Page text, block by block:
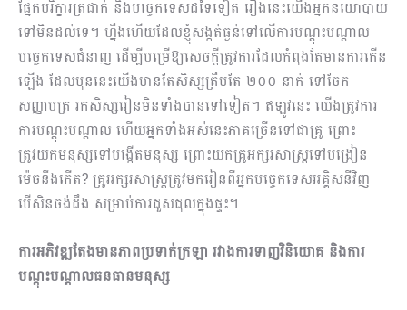
ផ្នែកបរិក្ខារត្រជាក់ និងបច្ចេកទេសដទៃទៀត រឿងនេះយើងអ្នកនយោបាយ
ទៅមិនដល់ទេ។ ហ្នឹងហើយដែលខ្ញុំសង្កត់ធ្ងន់ទៅលើការបណ្ដុះបណ្ដាល
បច្ចេកទេសជំនាញ ដើម្បីបម្រើឱ្យសេចក្ដីត្រូវការដែលកំពុងតែមានការកើន
ឡើង ដែលមុននេះយើងមានតែសិស្សត្រឹមតែ ២០០ នាក់ ទៅចែក
សញ្ញាបត្រ រកសិស្សរៀនមិនទាំងបានទៅទៀត។ ឥឡូវនេះ យើងត្រូវការ
ការបណ្ដុះបណ្ដាល ហើយអ្នកទាំងអស់នេះ​ភាគច្រើនទៅជាគ្រូ ព្រោះ
ត្រូវយកមនុស្សទៅបង្កើតមនុស្ស ព្រោះយកគ្រូអក្សរសាស្រ្តទៅបង្រៀន
ម៉េចនឹងកើត? គ្រូអក្សរសាស្រ្តត្រូវមករៀនពីអ្នកបច្ចេកទេសអគ្គិសនីវិញ
បើសិនចង់ដឹង សម្រាប់ការជួសជុលក្នុងផ្ទះ។
ការអភិវឌ្ឍតែងមានភាពប្រទាក់ក្រឡា រវាងការទាញវិនិយោគ និងការ
បណ្ដុះបណ្ដាលធនធានមនុស្ស